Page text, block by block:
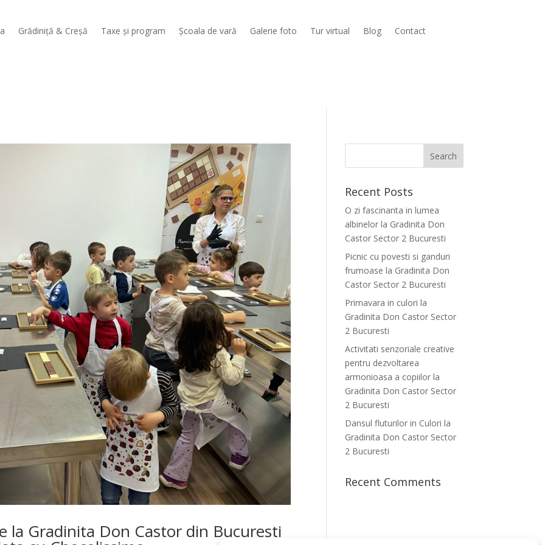
Grădiniță & Creșă Taxe și program Școala de vară Galerie foto Tur virtual Blog Contact
la Gradinita Don Castor din Bucuresti
Recent Posts
O zi fascinanta in lumea
albinelor la Gradinita Don
Castor Sector 2 Bucuresti
Picnic cu povesti si ganduri
frumoase la Gradinita Don
Castor Sector 2 Bucuresti
Primavara in culori la
Gradinita Don Castor Sector
2 Bucuresti
Activitati senzoriale creative
pentru dezvoltarea
armonioasa a copiilor la
Gradinita Don Castor Sector
2 Bucuresti
Dansul fluturilor in Culori la
Gradinita Don Castor Sector
2 Bucuresti
Recent Comments